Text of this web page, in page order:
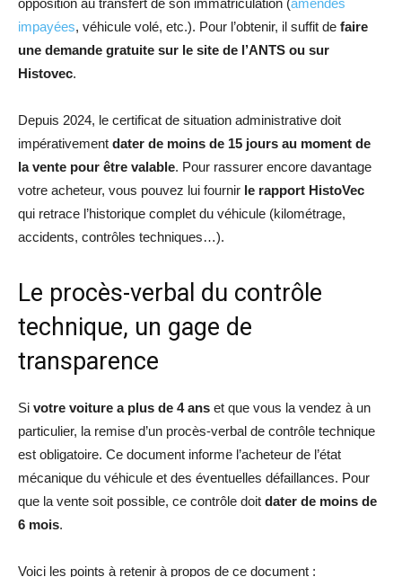
impayées, véhicule volé, etc.). Pour l’obtenir, il suffit de faire
une demande gratuite sur le site de l’ANTS ou sur
Histovec.
Depuis 2024, le certificat de situation administrative doit
impérativement dater de moins de 15 jours au moment de
la vente pour être valable. Pour rassurer encore davantage
votre acheteur, vous pouvez lui fournir le rapport HistoVec
qui retrace l’historique complet du véhicule (kilométrage,
accidents, contrôles techniques…).
Le procès-verbal du contrôle
technique, un gage de
transparence
Si votre voiture a plus de 4 ans et que vous la vendez à un
particulier, la remise d’un procès-verbal de contrôle technique
est obligatoire. Ce document informe l’acheteur de l’état
mécanique du véhicule et des éventuelles défaillances. Pour
que la vente soit possible, ce contrôle doit dater de moins de
6 mois.
Voici les points à retenir à propos de ce document :